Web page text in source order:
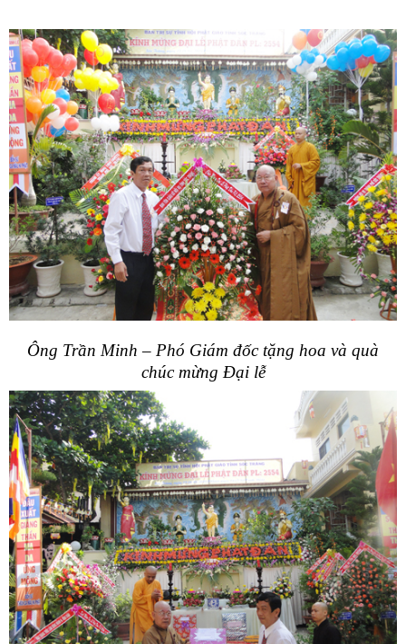
Ông Trần Minh – Phó Giám đốc tặng hoa và quà
chúc mừng Đại lễ